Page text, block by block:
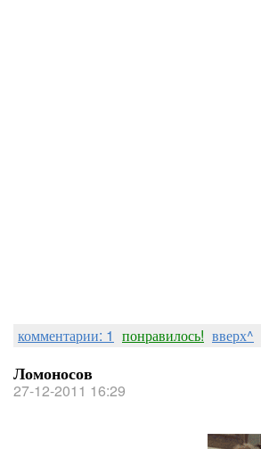
комментарии: 1 понравилось! вверх^
Ломоносов
27-12-2011 16:29